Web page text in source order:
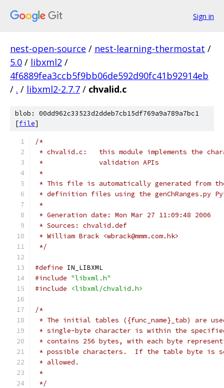
Sign in
nest-open-source / nest-learning-thermostat /
5.0 / libxml2 /
4f6889fea3ccb5f9bb06de592d90fc41b92914eb
/ . / libxml2-2.7.7 / chvalid.c
blob: 00dd962c33523d2ddeb7cb15df769a9a789a7bc1
[file]
/*
* chvalid.c:	this module implements the
*		validation APIs
*
* This file is automatically generated from
* definition files using the genChRanges.py
*
* Generation date: Mon Mar 27 11:09:48 2006
* Sources: chvalid.def
* William Brack <wbrack@mmm.com.hk>
*/
#define IN_LIBXML
#include "libxml.h"
#include
<libxml/chvalid.h>
/*
* The initial tables ({func_name}_tab) are
* single-byte character is within the
* contains 256 bytes, with each byte
* possible characters.  If the table byte is
* allowed.
*
*/